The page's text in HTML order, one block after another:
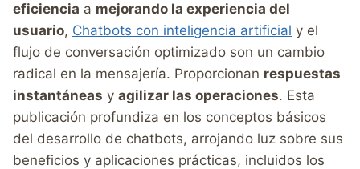
eficiencia a mejorando la experiencia del
usuario, Chatbots con inteligencia artificial y el
flujo de conversación optimizado son un cambio
radical en la mensajería. Proporcionan respuestas
instantáneas y agilizar las operaciones. Esta
publicación profundiza en los conceptos básicos
del desarrollo de chatbots, arrojando luz sobre sus
beneficios y aplicaciones prácticas, incluidos los